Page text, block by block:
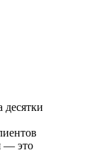
десятки
— это